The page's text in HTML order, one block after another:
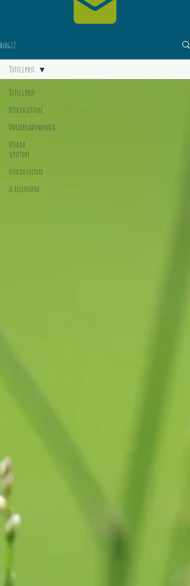
blog22
Tutti i post
Vita da lettore
Unfioreladomenica
Vita da
scrittore
Vita da editore
Le recensioni
Tutti i post